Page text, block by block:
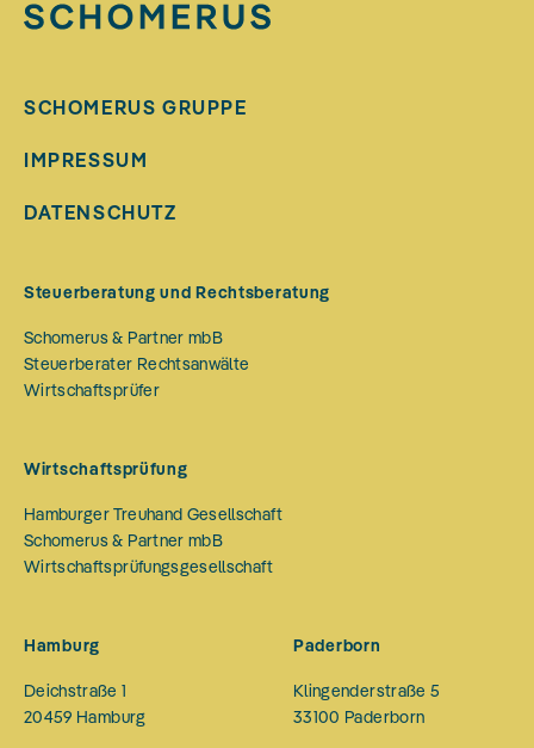
SCHOMERUS GRUPPE
IMPRESSUM
DATENSCHUTZ
Steuerberatung und Rechtsberatung
Schomerus & Partner mbB
Steuerberater Rechtsanwälte
Wirtschaftsprüfer
Wirtschaftsprüfung
Hamburger Treuhand Gesellschaft
Schomerus & Partner mbB
Wirtschaftsprüfungsgesellschaft
Hamburg
Deichstraße 1
20459 Hamburg
Paderborn
Klingenderstraße 5
33100 Paderborn